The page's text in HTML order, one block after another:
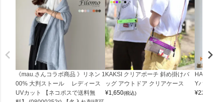
《mau.さんコラボ商品 》リネン 1
00% 大判ストール レディース
UVカット 【ネコポスで送料無
KAKSI クリアポーチ 斜め掛けバ
ッグ アウトドア クリアケース
¥1,650(税込)
Yバッグ
¥22,000